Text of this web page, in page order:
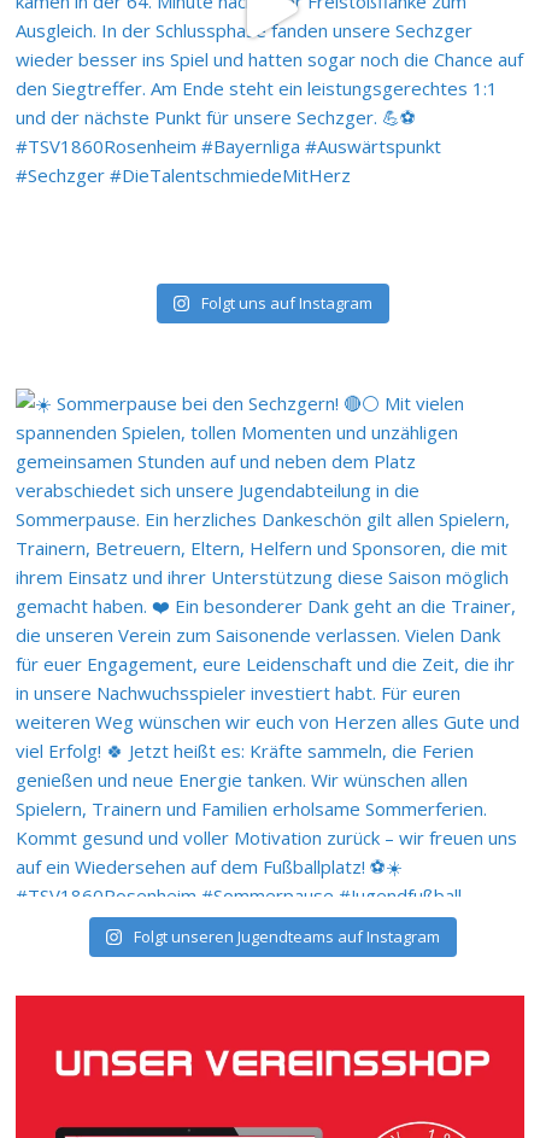
Folgt uns auf Instagram
Folgt unseren Jugendteams auf Instagram